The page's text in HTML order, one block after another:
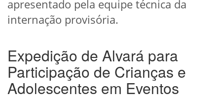
apresentado pela equipe técnica da
internação provisória.
Expedição de Alvará para
Participação de Crianças e
Adolescentes em Eventos